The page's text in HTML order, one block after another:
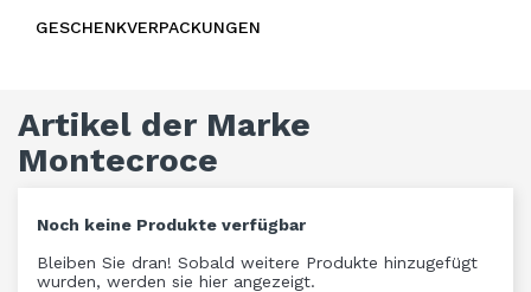
GESCHENKVERPACKUNGEN
Artikel der Marke
Montecroce
Noch keine Produkte verfügbar
Bleiben Sie dran! Sobald weitere Produkte hinzugefügt
wurden, werden sie hier angezeigt.